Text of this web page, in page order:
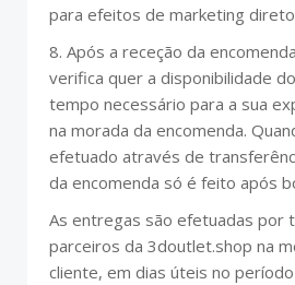
para efeitos de marketing
8. Após a receção da
verifica quer a disponibilidade
tempo necessário para a sua
na morada da encomenda.
efetuado através de
da encomenda só é feito após
As entregas são efetuadas por
parceiros da 3doutlet.shop na
cliente, em dias úteis no